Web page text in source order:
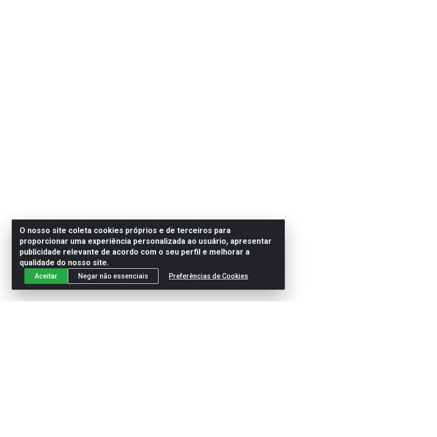
O nosso site coleta cookies próprios e de terceiros para
proporcionar uma experiência personalizada ao usuário, apresentar
publicidade relevante de acordo com o seu perfil e melhorar a
qualidade do nosso site.
Aceitar Negar não essenciais Preferências de Cookies